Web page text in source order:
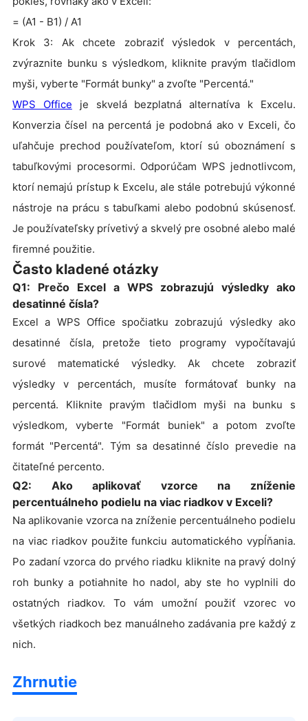
= (A1 - B1) / A1
Krok 3: Ak chcete zobraziť výsledok v percentách,
zvýraznite bunku s výsledkom, kliknite pravým tlačidlom
myši, vyberte "Formát bunky" a zvoľte "Percentá."
WPS Office je skvelá bezplatná alternatíva k Excelu.
Konverzia čísel na percentá je podobná ako v Exceli, čo
uľahčuje prechod používateľom, ktorí sú oboznámení s
tabuľkovými procesormi. Odporúčam WPS jednotlivcom,
ktorí nemajú prístup k Excelu, ale stále potrebujú výkonné
nástroje na prácu s tabuľkami alebo podobnú skúsenosť.
Je používateľsky prívetivý a skvelý pre osobné alebo malé
firemné použitie.
Často kladené otázky
Q1: Prečo Excel a WPS zobrazujú výsledky ako
desatinné čísla?
Excel a WPS Office spočiatku zobrazujú výsledky ako
desatinné čísla, pretože tieto programy vypočítavajú
surové matematické výsledky. Ak chcete zobraziť
výsledky v percentách, musíte formátovať bunky na
percentá. Kliknite pravým tlačidlom myši na bunku s
výsledkom, vyberte "Formát buniek" a potom zvoľte
formát "Percentá". Tým sa desatinné číslo prevedie na
čitateľné percento.
Q2: Ako aplikovať vzorce na zníženie
percentuálneho podielu na viac riadkov v Exceli?
Na aplikovanie vzorca na zníženie percentuálneho podielu
na viac riadkov použite funkciu automatického vypĺňania.
Po zadaní vzorca do prvého riadku kliknite na pravý dolný
roh bunky a potiahnite ho nadol, aby ste ho vyplnili do
ostatných riadkov. To vám umožní použiť vzorec vo
všetkých riadkoch bez manuálneho zadávania pre každý z
nich.
Zhrnutie